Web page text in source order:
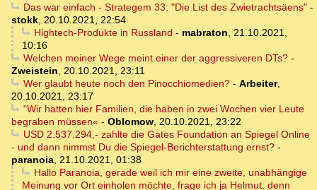
Das war einfach - Strategem 33: "Die List des Zwietrachtsäens"-
stokk 20.10.2021, 22:54
Hightech-Produkte in Russland - mabraton
21.10.2021,
10:16
Welchen meiner Wege meint einer der aggressiveren DTs?-
Zweistein
20.10.2021, 23:11
Wer glaubt heute noch den Pinocchiomedien?- Arbeiter,
20.10.2021, 23:17
“Wir hatten hier Familien, die haben in zwei Wochen vier Leute
begraben müssen« - Oblomow 20.10.2021, 23:22
USD 2.537.294,- zahlte die Gates Foundation an Spiegel Online
- und dann nimmst Du die Spiegel-Berichterstattung ernst? -
paranoia 21.10.2021, 01:38
Hallo Paranoia, gerade weil ich mir eine zweite, unabhängige
Meinung vor Ort einholen möchte, frage ich ja Helmut, denn